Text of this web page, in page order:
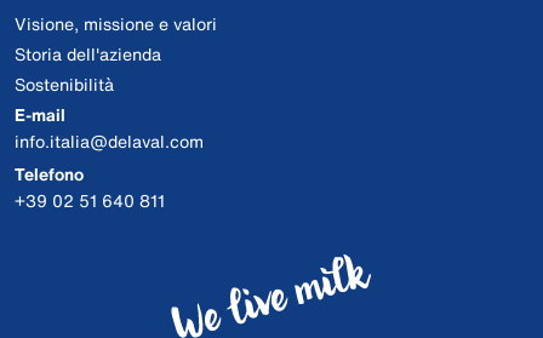
Visione, missione e valori
Storia dell'azienda
Sostenibilità
E-mail
info.italia@delaval.com
Telefono
+39 02 51 640 811